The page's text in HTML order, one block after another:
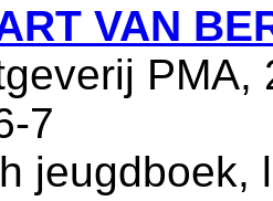
VAN
PMA,
7
jeugdboek,